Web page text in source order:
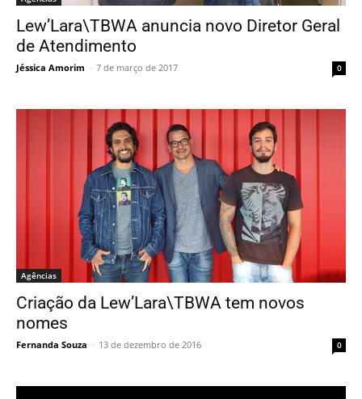
Lew’Lara\TBWA anuncia novo Diretor Geral
de Atendimento
Jéssica Amorim - 7 de março de 2017 0
Agências
Criação da Lew’Lara\TBWA tem novos
nomes
Fernanda Souza - 13 de dezembro de 2016 0